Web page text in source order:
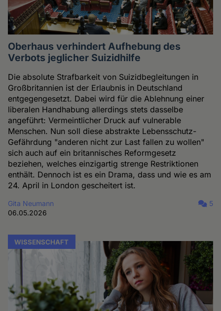
Oberhaus verhindert Aufhebung des
Verbots jeglicher Suizidhilfe
Die absolute Strafbarkeit von Suizidbegleitungen in
Großbritannien ist der Erlaubnis in Deutschland
entgegengesetzt. Dabei wird für die Ablehnung einer
liberalen Handhabung allerdings stets dasselbe
angeführt: Vermeintlicher Druck auf vulnerable
Menschen. Nun soll diese abstrakte Lebensschutz-
Gefährdung "anderen nicht zur Last fallen zu wollen"
sich auch auf ein britannisches Reformgesetz
beziehen, welches einzigartig strenge Restriktionen
enthält. Dennoch ist es ein Drama, dass und wie es am
24. April in London gescheitert ist.
Gita Neumann
06.05.2026
5
WISSENSCHAFT